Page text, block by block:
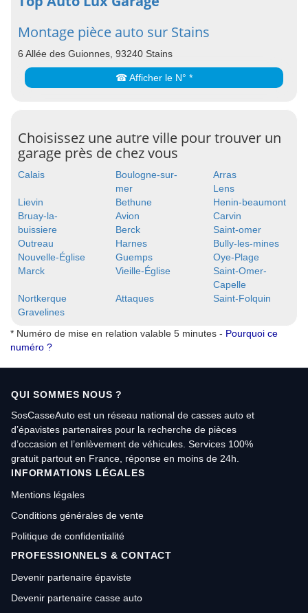
Montage pièce auto sur Stains
6 Allée des Guionnes, 93240 Stains
☎ Afficher le N° *
Choisissez une autre ville pour trouver un
garage près de chez vous
Calais
Boulogne-sur-
mer
Arras
Lens
Lievin
Bethune
Henin-beaumont
Bruay-la-
buissiere
Avion
Carvin
Berck
Saint-omer
Outreau
Harnes
Bully-les-mines
Nouvelle-Église
Guemps
Oye-Plage
Marck
Vieille-Église
Saint-Omer-
Capelle
Nortkerque
Attaques
Saint-Folquin
Gravelines
* Numéro de mise en relation valable 5 minutes - Pourquoi ce
numéro ?
QUI SOMMES NOUS ?
SosCasseAuto est un réseau national de casses auto et
d’épavistes partenaires pour la recherche de pièces
d’occasion et l’enlèvement de véhicules. Services 100%
gratuit partout en France, réponse en moins de 24h.
INFORMATIONS LÉGALES
Mentions légales
Conditions générales de vente
Politique de confidentialité
PROFESSIONNELS & CONTACT
Devenir partenaire épaviste
Devenir partenaire casse auto